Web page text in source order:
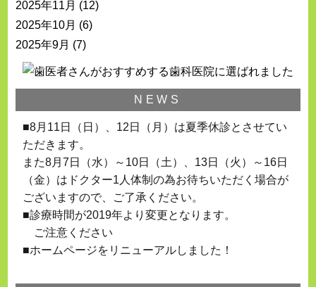
2025年11月 (12)
2025年10月 (6)
2025年9月 (7)
NEWS
■8月11日（日）、12日（月）は夏季休診とさせてい
ただきます。
また8月7日（水）～10日（土）、13日（火）～16日
（金）はドクター1人体制の為お待ちいただく場合が
ございますので、ご了承ください。
■診療時間が2019年より変更となります。
ご注意ください
■ホームページをリニューアルしました！